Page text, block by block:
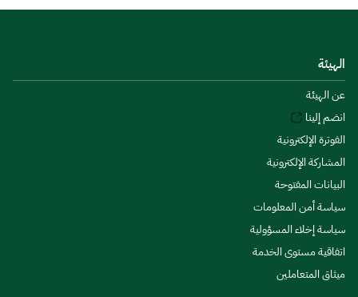
الهيئة
عن الهيئة
انضم إلينا
الفوترة الإلكترونية
المشاركة الإلكترونية
البيانات المفتوحة
سياسة أمن المعلومات
سياسة إخلاء المسؤولية
اتفاقية مستوى الخدمة
ميثاق المتعاملين